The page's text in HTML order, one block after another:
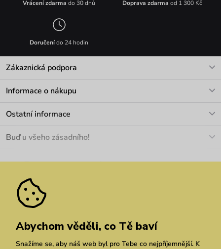
Vrácení zdarma do 30 dnů Doprava zdarma od 1 300 Kč
Doručenído 24 hodin
Zákaznická podpora
Informace o nákupu
Materiály a údržba
Pozáruční opravy
Ostatní informace
Velkoobchod
We Care
Dárkové poukazy
Vuchlook
Prodejny
Praha Brno Chrudim
Buď u všeho zásadního!
Zásady ochrany osobních údajů
Abychom věděli, co Tě baví
Snažíme se, aby náš web byl pro Tebe co nejpříjemnější. K